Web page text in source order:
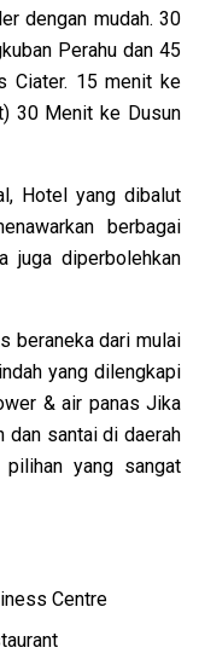
dengan mudah. 30
Perahu dan 45
Ciater. 15 menit ke
30 Menit ke Dusun
Hotel yang dibalut
berbagai
juga diperbolehkan
beraneka dari mulai
yang dilengkapi
& air panas Jika
dan santai di daerah
pilihan yang sangat
Centre